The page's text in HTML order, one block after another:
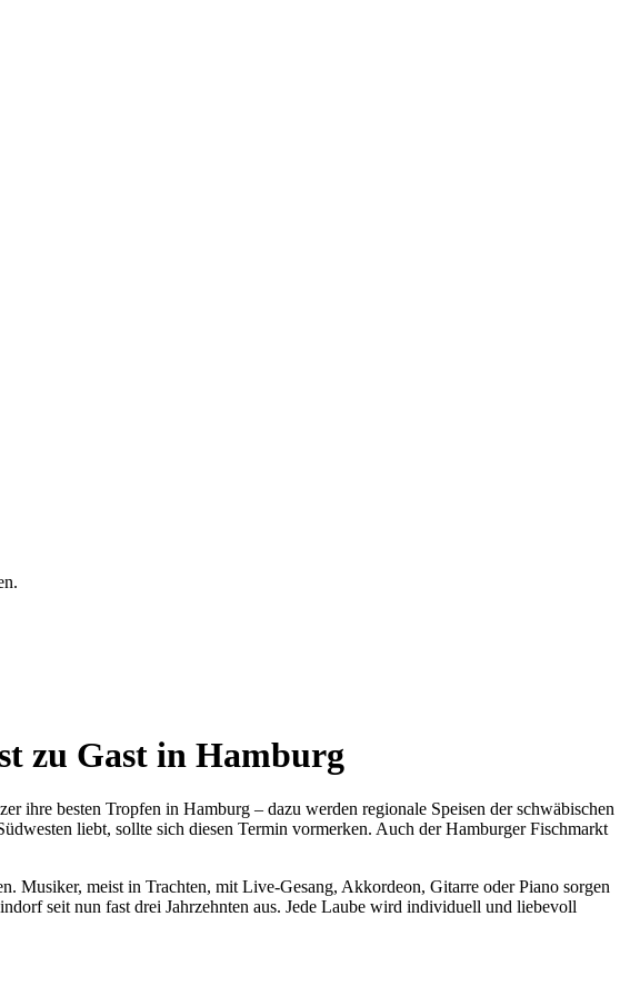
zu Gast in Hamburg
ihre besten Tropfen in Hamburg – dazu werden regionale Speisen der schwäbischen
liebt, sollte sich diesen Termin vormerken. Auch der Hamburger Fischmarkt
Musiker, meist in Trachten, mit Live-Gesang, Akkordeon, Gitarre oder Piano sorgen
seit nun fast drei Jahrzehnten aus. Jede Laube wird individuell und liebevoll